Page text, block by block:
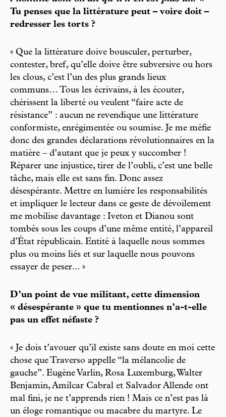
Tu penses que la littérature peut – voire doit –
redresser les torts ?
« Que la littérature doive bousculer, perturber,
contester, bref, qu’elle doive être subversive ou hors
les clous, c’est l’un des plus grands lieux
communs… Tous les écrivains, à les écouter,
chérissent la liberté ou veulent “faire acte de
résistance” : aucun ne revendique une littérature
conformiste, enrégimentée ou soumise. Je me méfie
donc des grandes déclarations révolutionnaires en la
matière – d’autant que je peux y succomber !
Réparer une injustice, tirer de l’oubli, c’est une belle
tâche, mais elle est sans fin. Donc assez
désespérante. Mettre en lumière les responsabilités
et impliquer le lecteur dans ce geste de dévoilement
me mobilise davantage : Iveton et Dianou sont
tombés sous les coups d’une même entité, l’appareil
d’État républicain. Entité à laquelle nous sommes
plus ou moins liés et sur laquelle nous pouvons
essayer de peser... »
D’un point de vue militant, cette dimension
« désespérante » que tu mentionnes n’a-t-elle
pas un effet néfaste ?
« Je dois t’avouer qu’il existe sans doute en moi cette
chose que Traverso appelle “la mélancolie de
gauche”. Eugène Varlin, Rosa Luxemburg, Walter
Benjamin, Amílcar Cabral et Salvador Allende ont
mal fini, je ne t’apprends rien ! Mais ce n’est pas là
un éloge romantique ou macabre du martyre. Le